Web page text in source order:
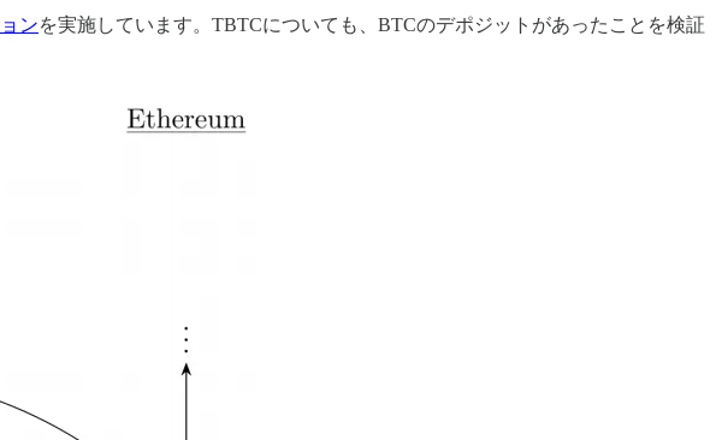
ンを実施しています。TBTCについても、BTCのデポジットがあったことを検証